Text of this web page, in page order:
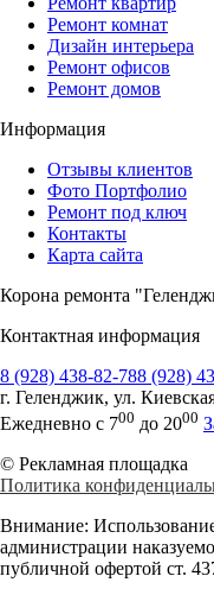
Ремонт комнат
Дизайн интерьера
Ремонт офисов
Ремонт домов
Информация
Отзывы клиентов
Фото Портфолио
Ремонт под ключ
Контакты
Карта сайта
Корона ремонта
Контактная информация
8 (928) 438-82-788 (928)
г. Геленджик, ул.
Ежедневно с 700 до 2000
© Рекламная площадка
Политика
Внимание:
администрации
публичной офертой ст.